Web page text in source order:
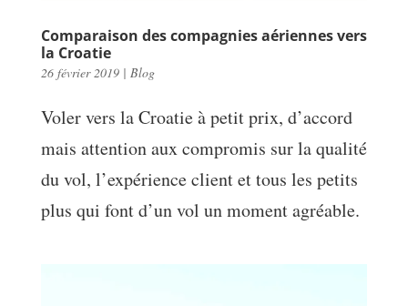
Comparaison des compagnies aériennes vers
la Croatie
26 février 2019| Blog
Voler vers la Croatie à petit prix, d’accord
mais attention aux compromis sur la qualité
du vol, l’expérience client et tous les petits
plus qui font d’un vol un moment agréable.